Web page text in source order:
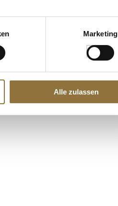
Marketing
Alle zulassen
LEBENSMITTELKENNZEICHNUNGEN
Sosa Lebensmittelfarbe,
Puder, Schwarz, wasserlöslich,
20 g
Art.Nr.:29739